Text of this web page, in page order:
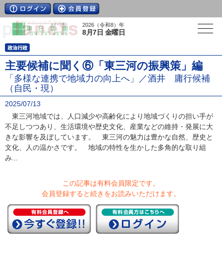
2026（令和8）年
8月7日 金曜日
主要候補に聞く⑥「東三河の振興策」編
「多様な連携で地域力の向上へ」／酒井 庸行候補
（自民・現）
2025/07/13
東三河地域では、人口減少や高齢化により地域づくりの担い手が
不足しつつあり、生活環境や歴史文化、産業などの維持・発展に大
きな影響を及ぼしています。 東三河の魅力は豊かな自然、歴史と
文化、人の温かさです。 地域の特性を生かした多角的な取り組
み...
この記事は有料会員限定です。
会員登録すると続きをお読みいただけます。